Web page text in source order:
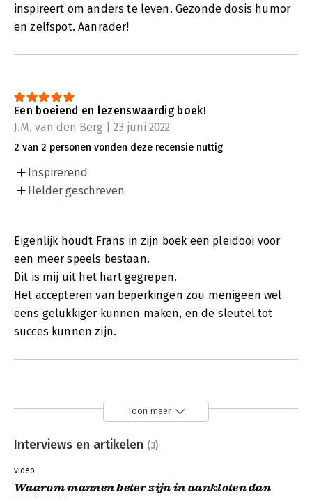
inspireert om anders te leven. Gezonde dosis humor
en zelfspot. Aanrader!
Een boeiend en lezenswaardig boek!
J.M. van den Berg | 23 juni 2022
2 van 2 personen vonden deze recensie nuttig
Inspirerend
Helder geschreven
Eigenlijk houdt Frans in zijn boek een pleidooi voor
een meer speels bestaan.
Dit is mij uit het hart gegrepen.
Het accepteren van beperkingen zou menigeen wel
eens gelukkiger kunnen maken, en de sleutel tot
succes kunnen zijn.
Toon meer
Interviews en artikelen (3)
video
Waarom mannen beter zijn in aankloten dan